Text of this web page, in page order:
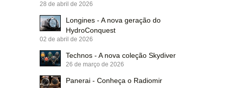
28 de abril de 2026
Longines - A nova geração do
HydroConquest
02 de abril de 2026
Technos - A nova coleção Skydiver
26 de março de 2026
Panerai - Conheça o Radiomir